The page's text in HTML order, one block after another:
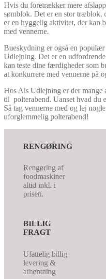
Hvis du foretrækker mere
sømblok. Det er en stor træblok,
er en hyggelig aktivitet, der kan
med vennerne.
Bueskydning er også en
Udlejning. Det er en
kan teste dine færdigheder som
at konkurrere med vennerne på
Hos Als Udlejning er der mange
til polterabend. Uanset hvad du
Så tag vennerne med og lej
uforglemmelig polterabend!
RENGØRING
Rengøring af
foodmaskiner
altid inkl. i
prisen.
BILLIG
FRAGT
Ufattelig billig
levering &
afhentning